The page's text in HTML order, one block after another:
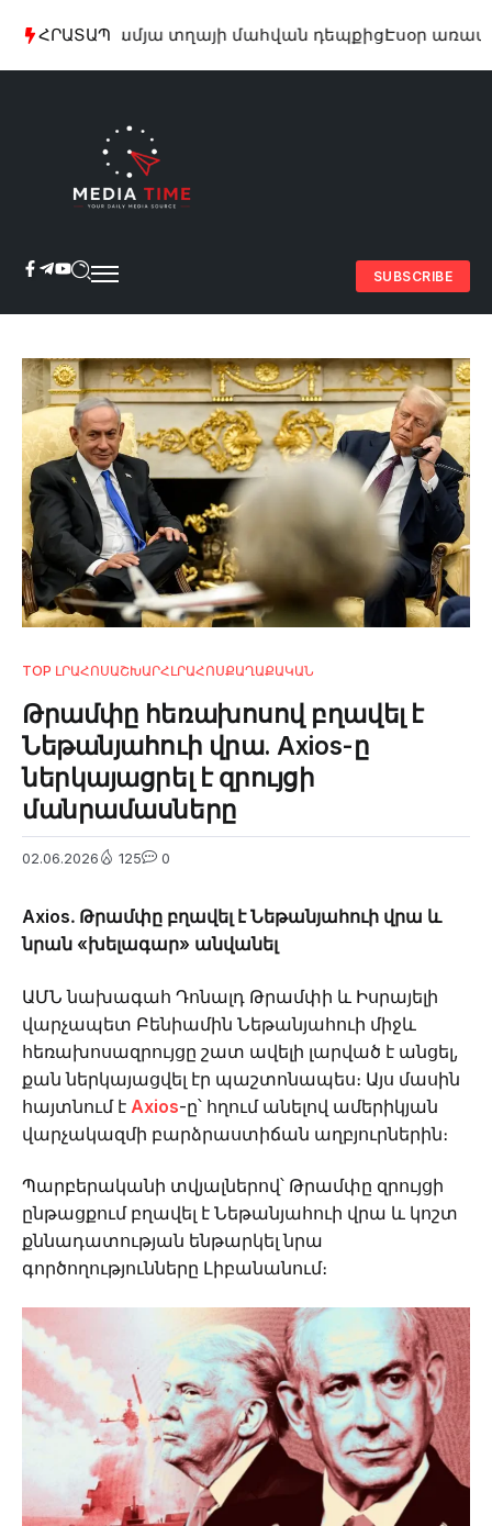
ՀՐԱՏԱՊ
29-ամյա տղայի մահվան դեպքիցԷսօր
SUBSCRIBE
TOP ԼՐԱՀՈՍԱՇԽԱՐՀԼՐԱՀՈՍՔԱՂԱՔԱԿԱՆ
Թրամփը հեռախոսով բղավել է
Նեթանյահուի վրա. Axios-ը
ներկայացրել է զրույցի
մանրամասները
02.06.2026 125 0
Axios․ Թրամփը բղավել է Նեթանյահուի վրա և
նրան «խելագար» անվանել
ԱՄՆ նախագահ Դոնալդ Թրամփի և Իսրայելի
վարչապետ Բենիամին Նեթանյահուի միջև
հեռախոսազրույցը շատ ավելի լարված է անցել,
քան ներկայացվել էր պաշտոնապես։ Այս մասին
հայտնում է Axios-ը՝ հղում անելով ամերիկյան
վարչակազմի բարձրաստիճան աղբյուրներին։
Պարբերականի տվյալներով՝ Թրամփը զրույցի
ընթացքում բղավել է Նեթանյահուի վրա և կոշտ
քննադատության ենթարկել նրա
գործողությունները Լիբանանում։